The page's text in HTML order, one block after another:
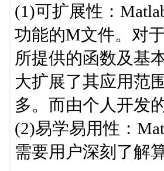
(1)可扩展性：
功能的M文件。对
所提供的函数及基
大扩展了其应用范
多。而由个人开
(2)易学易用性：
需要用户深刻了